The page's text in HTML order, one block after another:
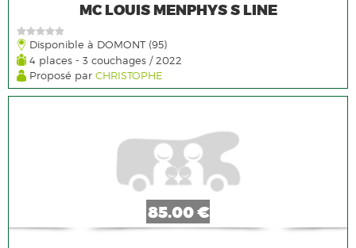
MC LOUIS MENPHYS S LINE
Disponible à DOMONT (95)
4 places - 3 couchages / 2022
Proposé par CHRISTOPHE
85.00 €